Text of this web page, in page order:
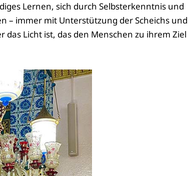
Lernen, sich durch Selbsterkenntnis und
– immer mit Unterstützung der Scheichs und